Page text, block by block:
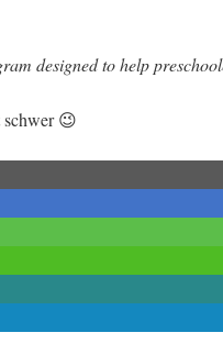
designed to help
😉